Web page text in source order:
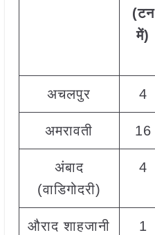
(टन
में)
अचलपुर 4
अमरावती 16
अंबाद
(वाडिगोदरी)
4
औराद शाहजानी 1